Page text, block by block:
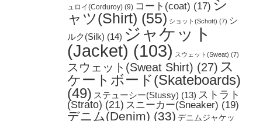
ュロイ(Corduroy) (9) コート(coat) (17) シ
ャツ(Shirt) (55) ショット(Schott) (7) シ
ルク(Silk) (14) ジャケット
(Jacket) (103) スウェット(Sweat) (7)
スウェット(Sweat Shirt) (27) ス
ケートボード(Skateboards)
(49) ステューシー(Stussy) (13) ストラト
(Strato) (21) スニーカー(Sneaker) (19)
デニム(Denim) (33) デニムジャケッ